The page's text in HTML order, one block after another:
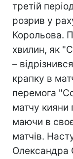
третій
розрив у
Корольова.
хвилин, як
–
крапку в
перемога
матчу кияни
маючи в
матчів.
Олександра